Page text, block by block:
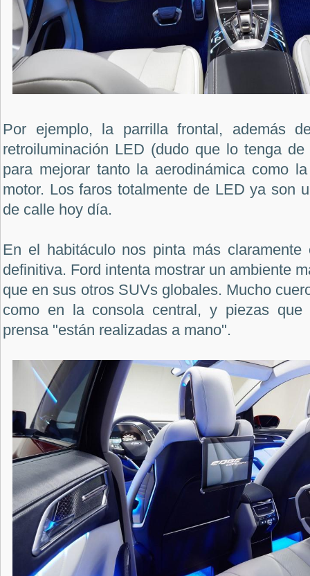
Por ejemplo, la parrilla frontal, además
retroiluminación LED (dudo que lo tenga
para mejorar tanto la aerodinámica como
motor. Los faros totalmente de LED ya son
de calle hoy día.
En el habitáculo nos pinta más claramente
definitiva. Ford intenta mostrar un ambiente
que en sus otros SUVs globales. Mucho
como en la consola central, y piezas
prensa "están realizadas a mano".